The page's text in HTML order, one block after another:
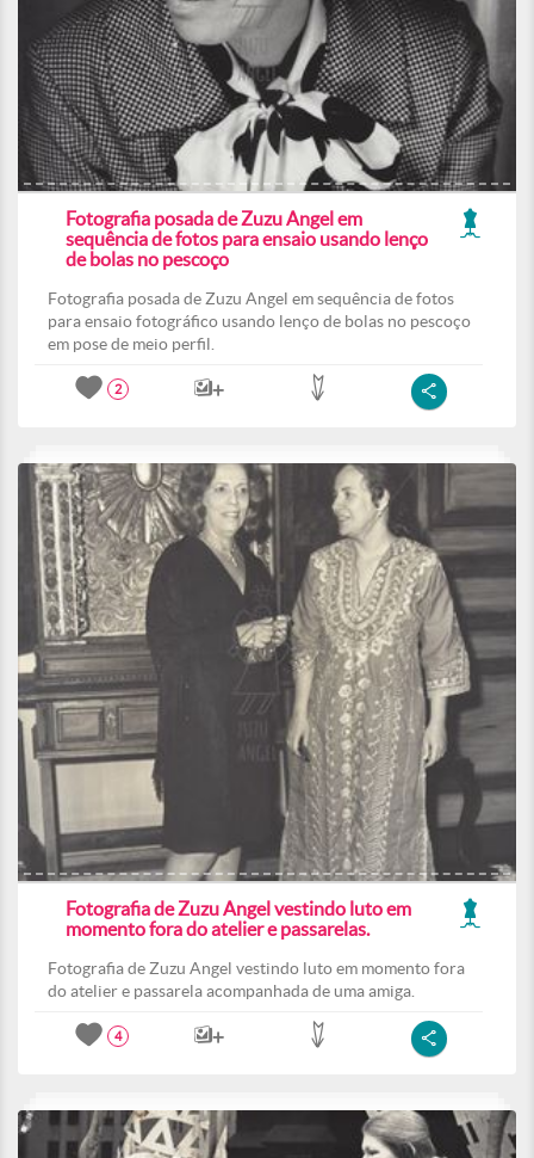
Fotografia posada de Zuzu Angel em
sequência de fotos para ensaio usando lenço
de bolas no pescoço
Fotografia posada de Zuzu Angel em sequência de fotos
para ensaio fotográfico usando lenço de bolas no pescoço
em pose de meio perfil.
2
Fotografia de Zuzu Angel vestindo luto em
momento fora do atelier e passarelas.
Fotografia de Zuzu Angel vestindo luto em momento fora
do atelier e passarela acompanhada de uma amiga.
4